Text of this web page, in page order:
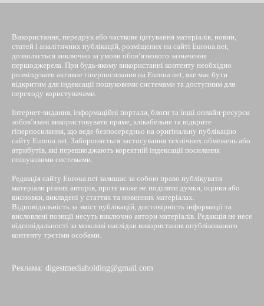
Використання, передрук або часткове цитування матеріалів, новин,
статей і аналітичних публікацій, розміщених на сайті Euroua.net,
дозволяється виключно за умови обов’язкового зазначення
першоджерела. При будь-якому використанні контенту необхідно
розміщувати активне гіперпосилання на Euroua.net, яке має бути
відкритим для індексації пошуковими системами та доступним для
переходу користувачами.
Інтернет-видання, інформаційні портали, блоги та інші онлайн-ресурси
зобов’язані використовувати пряме, клікабельне та відкрите
гіперпосилання, що веде безпосередньо на оригінальну публікацію
сайту Euroua.net. Забороняється застосування технічних обмежень або
атрибутів, які перешкоджають коректній індексації посилання
пошуковими системами.
Редакція сайту Euroua.net залишає за собою право публікувати
матеріали різних авторів, проте може не поділяти думки, оцінки або
висновки, викладені у статтях та новинних матеріалах.
Відповідальність за зміст публікацій, достовірність інформації та
висловлені позиції несуть виключно автори матеріалів. Редакція не несе
відповідальності за можливі наслідки використання опублікованого
контенту третіми особами.
Реклама: digestmediaholding@gmail.com